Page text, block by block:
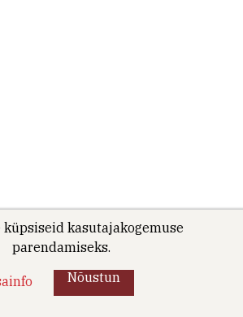
küpsiseid kasutajakogemuse
parendamiseks.
Nõustun